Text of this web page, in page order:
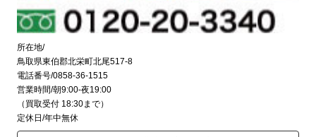
所在地/
鳥取県東伯郡北栄町北尾517-8
電話番号/0858-36-1515
営業時間/朝9:00-夜19:00
（買取受付 18:30まで）
定休日/年中無休